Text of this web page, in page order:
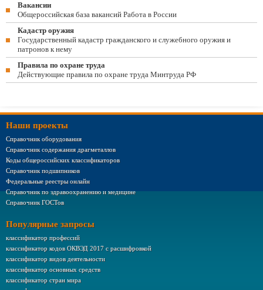
Вакансии
Общероссийская база вакансий Работа в России
Кадастр оружия
Государственный кадастр гражданского и служебного оружия и
патронов к нему
Правила по охране труда
Действующие правила по охране труда Минтруда РФ
Наши проекты
Справочник оборудования
Справочник содержания драгметаллов
Коды общероссийских классификаторов
Справочник подшипников
Федеральные реестры онлайн
Справочник по здравоохранению и медицине
Справочник ГОСТов
Популярные запросы
классификатор профессий
классификатор кодов ОКВЭД 2017 с расшифровкой
классификатор видов деятельности
классификатор основных средств
классификатор стран мира